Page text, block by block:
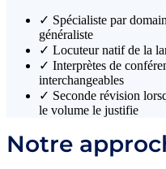
✓ Spécialiste par
généraliste
✓ Locuteur natif de la
✓ Interprètes de
interchangeables
✓ Seconde révision
le volume le justifie
Notre